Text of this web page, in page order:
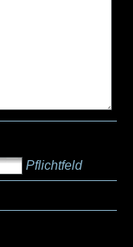
Pflichtfeld